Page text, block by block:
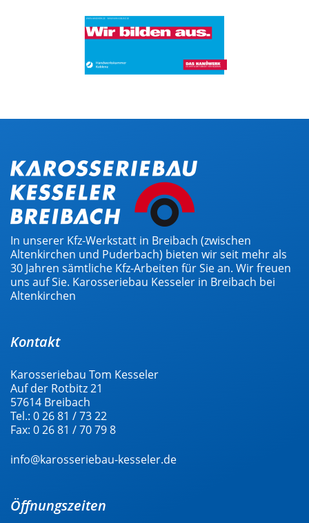
In unserer Kfz-Werkstatt in Breibach (zwischen
Altenkirchen und Puderbach) bieten wir seit mehr als
30 Jahren sämtliche Kfz-Arbeiten für Sie an. Wir freuen
uns auf Sie. Karosseriebau Kesseler in Breibach bei
Altenkirchen
Kontakt
Karosseriebau Tom Kesseler
Auf der Rotbitz 21
57614 Breibach
Tel.: 0 26 81 / 73 22
Fax: 0 26 81 / 70 79 8
info@karosseriebau-kesseler.de
Öffnungszeiten